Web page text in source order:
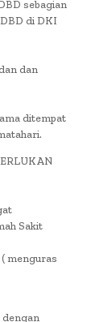
sebagian
di DKI
dan
ditempat
Sakit
menguras
dengan